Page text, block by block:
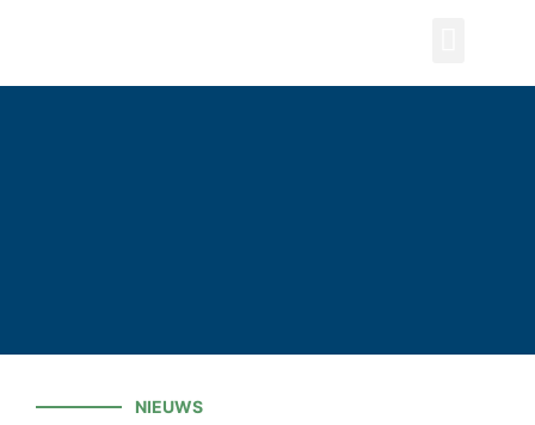
NIEUWS